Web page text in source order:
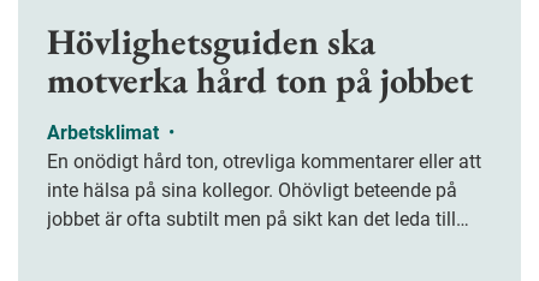
Hövlighetsguiden ska
motverka hård ton på jobbet
Arbetsklimat •
En onödigt hård ton, otrevliga kommentarer eller att
inte hälsa på sina kollegor. Ohövligt beteende på
jobbet är ofta subtilt men på sikt kan det leda till